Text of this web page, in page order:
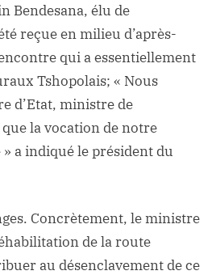
Bendesana, élu de
reçue en milieu d’après-
qui a essentiellement
Tshopolais; « Nous
d’Etat, ministre de
la vocation de notre
a indiqué le président du
Concrètement, le ministre
de la route
au désenclavement de ce